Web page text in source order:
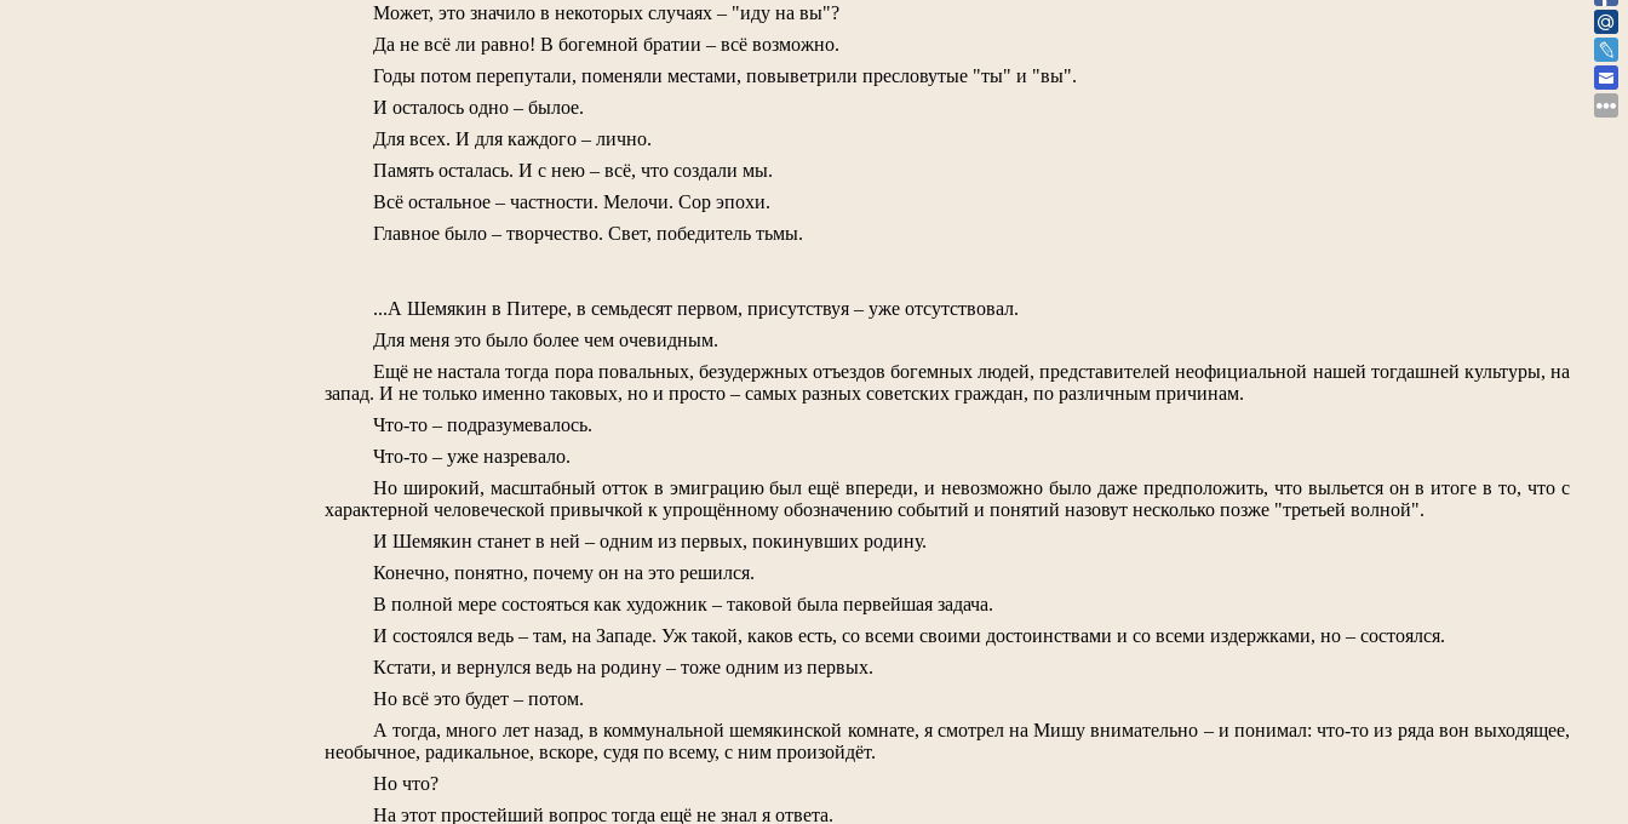
Может, это значило в некоторых случаях – "иду на вы"?
Да не всё ли равно! В богемной братии – всё возможно.
Годы потом перепутали, поменяли местами, повыветрили пресловутые "ты" и "вы".
И осталось одно – былое.
Для всех. И для каждого – лично.
Память осталась. И с нею – всё, что создали мы.
Всё остальное – частности. Мелочи. Сор эпохи.
Главное было – творчество. Свет, победитель тьмы.
...А Шемякин в Питере, в семьдесят первом, присутствуя – уже отсутствовал.
Для меня это было более чем очевидным.
Ещё не настала тогда пора повальных, безудержных отъездов богемных людей, представителей неофициальной нашей тогдашней культуры, на
запад. И не только именно таковых, но и просто – самых разных советских граждан, по различным причинам.
Что-то – подразумевалось.
Что-то – уже назревало.
Но широкий, масштабный отток в эмиграцию был ещё впереди, и невозможно было даже предположить, что выльется он в итоге в то, что с
характерной человеческой привычкой к упрощённому обозначению событий и понятий назовут несколько позже "третьей волной".
И Шемякин станет в ней – одним из первых, покинувших родину.
Конечно, понятно, почему он на это решился.
В полной мере состояться как художник – таковой была первейшая задача.
И состоялся ведь – там, на Западе. Уж такой, каков есть, со всеми своими достоинствами и со всеми издержками, но – состоялся.
Кстати, и вернулся ведь на родину – тоже одним из первых.
Но всё это будет – потом.
А тогда, много лет назад, в коммунальной шемякинской комнате, я смотрел на Мишу внимательно – и понимал: что-то из ряда вон выходящее,
необычное, радикальное, вскоре, судя по всему, с ним произойдёт.
Но что?
На этот простейший вопрос тогда ещё не знал я ответа.